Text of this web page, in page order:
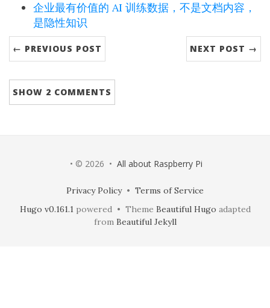
企业最有价值的 AI 训练数据，不是文档内容，
是隐性知识
← PREVIOUS POST NEXT POST →
SHOW 2 COMMENTS
• © 2026 • All about Raspberry Pi
Privacy Policy• Terms of Service
Hugo v0.161.1powered • Theme Beautiful Hugo adapted
from Beautiful Jekyll